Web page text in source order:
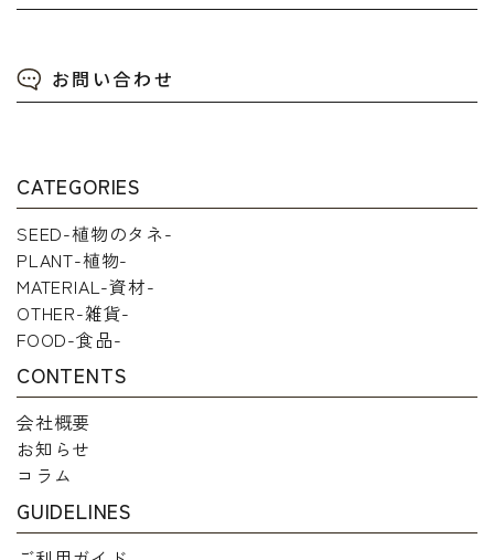
お問い合わせ
CATEGORIES
SEED-植物のタネ-
PLANT-植物-
MATERIAL-資材-
OTHER-雑貨-
FOOD-食品-
CONTENTS
会社概要
お知らせ
コラム
GUIDELINES